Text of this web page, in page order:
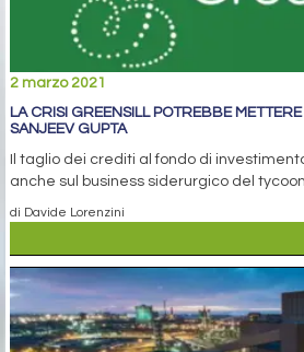
2 marzo 2021
LA CRISI GREENSILL POTREBBE
SANJEEV GUPTA
Il taglio dei crediti al fondo di
anche sul business siderurgico del
di Davide Lorenzini